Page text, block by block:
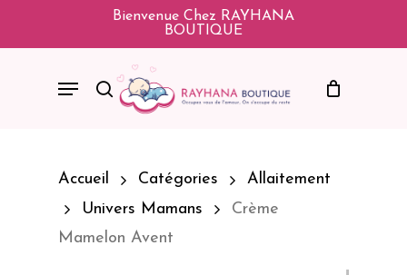
Bienvenue Chez RAYHANA
BOUTIQUE
Search
Menu
Accueil Catégories
Allaitement
Univers Mamans
Crème
Mamelon Avent